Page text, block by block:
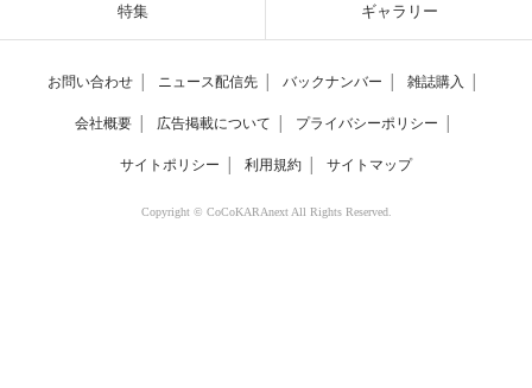
特集 ギャラリー
お問い合わせ ニュース配信先 バックナンバー 雑誌購入
会社概要 広告掲載について プライバシーポリシー
サイトポリシー 利用規約 サイトマップ
Copyright © CoCoKARAnext All Rights Reserved.